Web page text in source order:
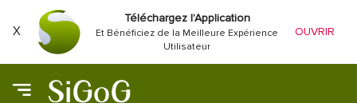
X
Téléchargez l'Application
Et Bénéficiez de la Meilleure Expérience
Utilisateur
OUVRIR